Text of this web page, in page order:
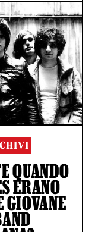
QUANDO
ERANO